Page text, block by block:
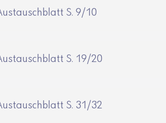
S. 9/10
S. 19/20
S. 31/32